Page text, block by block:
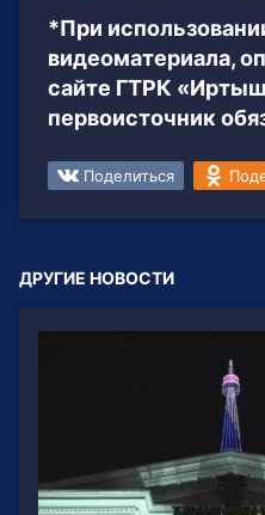
*При
видеоматериала,
сайте ГТРК
первоисточник
Поделиться
ДРУГИЕ НОВОСТИ